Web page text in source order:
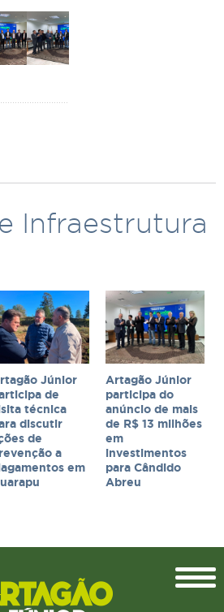
Infraestrutura
Júnior
de
técnica
discutir
de
a
em
Artagão Júnior
participa do
anúncio de mais
de R$ 13 milhões
em
investimentos
para Cândido
Abreu